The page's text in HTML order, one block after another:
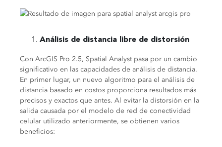
Análisis de distancia libre de distorsión
Con ArcGIS Pro 2.5, Spatial Analyst pasa por un cambio
significativo en las capacidades de análisis de distancia.
En primer lugar, un nuevo algoritmo para el análisis de
distancia basado en costos proporciona resultados más
precisos y exactos que antes. Al evitar la distorsión en la
salida causada por el modelo de red de conectividad
celular utilizado anteriormente, se obtienen varios
beneficios: